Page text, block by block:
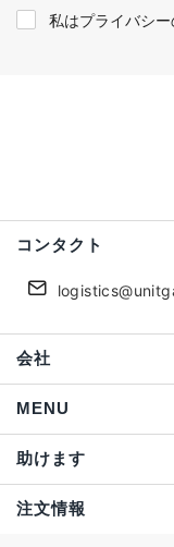
私はプライバシ
コンタクト
会社
MENU
助けます
注文情報